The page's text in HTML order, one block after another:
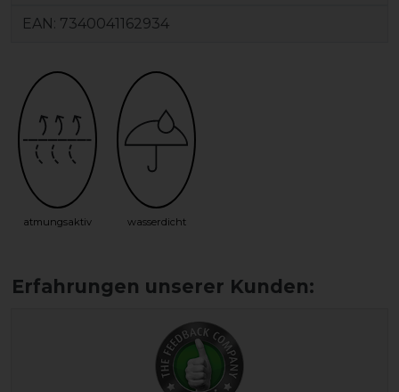
EAN: 7340041162934
atmungsaktiv wasserdicht